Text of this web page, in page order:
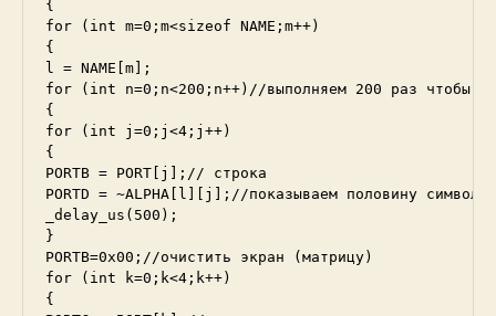
{
for (int m=0;m<sizeof NAME;m++)
{
l = NAME[m];
for (int n=0;n<200;n++)//выполняем 200 раз чтобы
{
for (int j=0;j<4;j++)
{
PORTB = PORT[j];// строка
PORTD = ~ALPHA[l][j];//показываем половину
_delay_us(500);
}
PORTB=0x00;//очистить экран (матрицу)
for (int k=0;k<4;k++)
{